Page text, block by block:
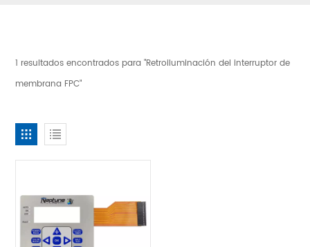
1 resultados encontrados para "Retroiluminación del interruptor de
membrana FPC"